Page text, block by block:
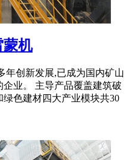
蒙机
年创新发展,已成为国内矿山
业。 主导产品覆盖建筑破
色建材四大产业模块共30